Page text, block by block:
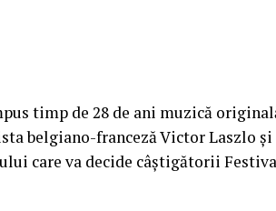
timp de 28 de ani muzică
belgiano-franceză Victor Laszlo
care va decide câştigătorii